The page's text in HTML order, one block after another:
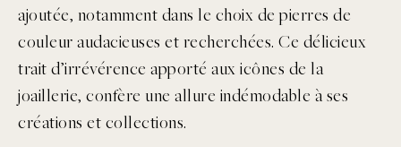
ajoutée, notamment dans le choix de pierres de
couleur audacieuses et recherchées. Ce délicieux
trait d’irrévérence apporté aux icônes de la
joaillerie, confère une allure indémodable à ses
créations et collections.